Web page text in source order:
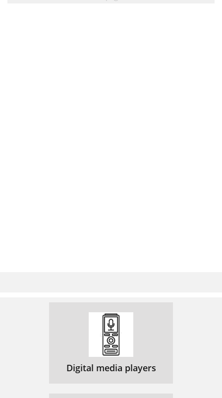
Digital media players